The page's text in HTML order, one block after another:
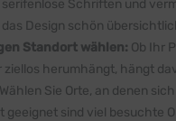
serifenlose Schriften und
Design schön
Standort wählen: Ob Ihr
herumhängt, hängt
Sie Orte, an denen
geeignet sind viel besuchte